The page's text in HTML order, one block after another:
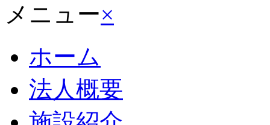
メニュー×
ホーム
法人概要